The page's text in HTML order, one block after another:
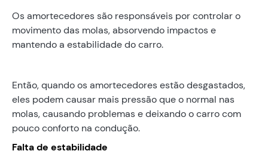
Os amortecedores são responsáveis por controlar o
movimento das molas, absorvendo impactos e
mantendo a estabilidade do carro.
Então, quando os amortecedores estão desgastados,
eles podem causar mais pressão que o normal nas
molas, causando problemas e deixando o carro com
pouco conforto na condução.
Falta de estabilidade